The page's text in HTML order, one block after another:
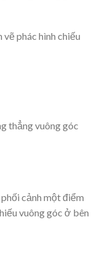
phác hình chiếu
thẳng vuông góc
phối cảnh một điểm
vuông góc ở bên